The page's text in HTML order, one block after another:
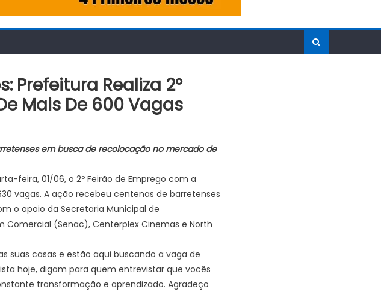
Prefeitura Realiza 2º
Mais De 600 Vagas
em busca de recolocação no mercado de
feira, 01/06, o 2º Feirão de Emprego com a
vagas. A ação recebeu centenas de barretenses
o apoio da Secretaria Municipal de
Comercial (Senac), Centerplex Cinemas e North
suas casas e estão aqui buscando a vaga de
hoje, digam para quem entrevistar que vocês
transformação e aprendizado. Agradeço